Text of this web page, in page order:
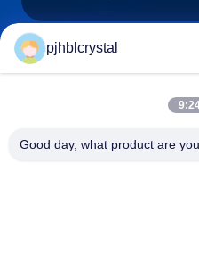
pjhblcrystal
Good day, what product are